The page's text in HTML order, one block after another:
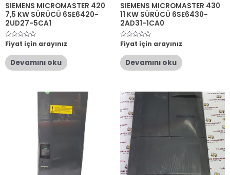
SIEMENS MICROMASTER 420
7,5 KW SÜRÜCÜ 6SE6420-
2UD27-5CA1
5
üzerinden
oy
aldı
Fiyat için arayınız
Devamını oku
SIEMENS MICROMASTER 430
11 KW SÜRÜCÜ 6SE6430-
2AD31-1CA0
5
üzerinden
oy
aldı
Fiyat için arayınız
Devamını oku